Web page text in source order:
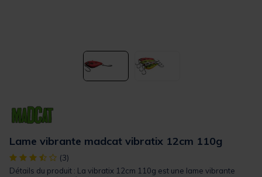
Lame vibrante madcat vibratix 12cm 110g
[object Object] out of 5 Customer Rating
(3)
Détails du produit : La vibratix 12cm 110g est une lame vibrante